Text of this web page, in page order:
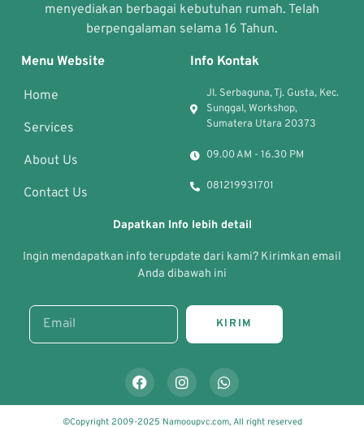
menyediakan berbagai kebutuhan rumah. Telah
berpengalaman selama 16 Tahun.
Menu Website
Home
Services
About Us
Contact Us
Info Kontak
Jl. Serbaguna, Tj. Gusta, Kec.
Sunggal, Workshop,
Sumatera Utara 20373
09.00 AM - 16.30 PM
081219931701
Dapatkan Info lebih detail
Ingin mendapatkan info terupdate dari kami? Kirimkan email
Anda dibawah ini
KIRIM
©Copyright 2009-2025 Namooupvc.com, All right reserved